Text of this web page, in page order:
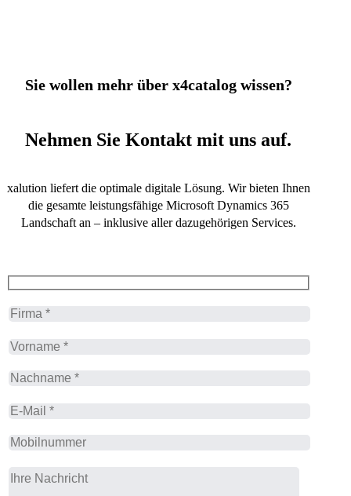
Sie wollen mehr über x4catalog wissen?
Nehmen Sie Kontakt mit uns auf.
xalution liefert die optimale digitale Lösung. Wir bieten Ihnen
die gesamte leistungsfähige Microsoft Dynamics 365
Landschaft an – inklusive aller dazugehörigen Services.